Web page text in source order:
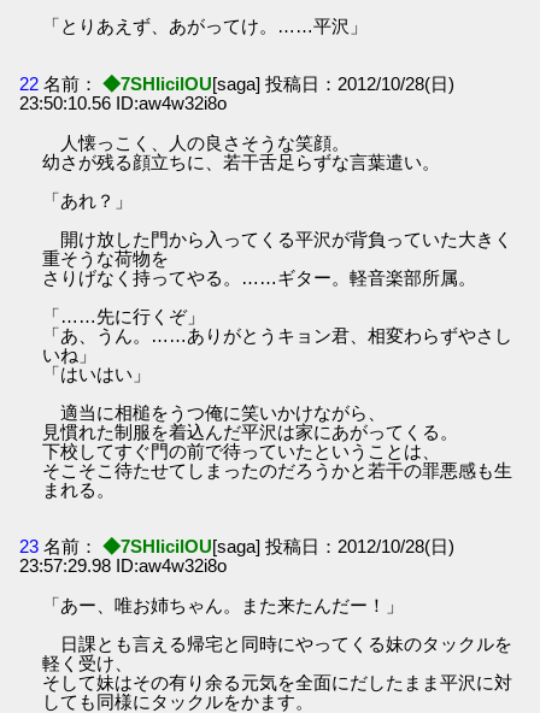
「とりあえず、あがってけ。……平沢」
22 名前： ◆7SHIicilOU[saga] 投稿日：2012/10/28(日)
23:50:10.56 ID:aw4w32i8o
人懐っこく、人の良さそうな笑顔。
幼さが残る顔立ちに、若干舌足らずな言葉遣い。
「あれ？」
開け放した門から入ってくる平沢が背負っていた大きく
重そうな荷物を
さりげなく持ってやる。……ギター。軽音楽部所属。
「……先に行くぞ」
「あ、うん。……ありがとうキョン君、相変わらずやさし
いね」
「はいはい」
適当に相槌をうつ俺に笑いかけながら、
見慣れた制服を着込んだ平沢は家にあがってくる。
下校してすぐ門の前で待っていたということは、
そこそこ待たせてしまったのだろうかと若干の罪悪感も生
まれる。
23 名前： ◆7SHIicilOU[saga] 投稿日：2012/10/28(日)
23:57:29.98 ID:aw4w32i8o
「あー、唯お姉ちゃん。また来たんだー！」
日課とも言える帰宅と同時にやってくる妹のタックルを
軽く受け、
そして妹はその有り余る元気を全面にだしたまま平沢に対
しても同様にタックルをかます。